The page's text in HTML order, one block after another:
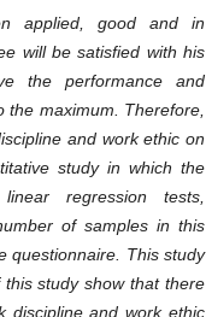
applied, good and in
will be satisfied with his
the performance and
the maximum. Therefore,
and work ethic on
study in which the
regression tests,
of samples in this
questionnaire. This study
study show that there
discipline and work ethic